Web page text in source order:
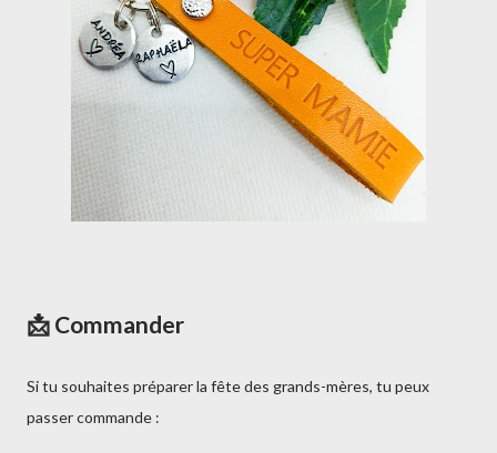
📩 Commander
Si tu souhaites préparer la fête des grands-mères, tu peux
passer commande :